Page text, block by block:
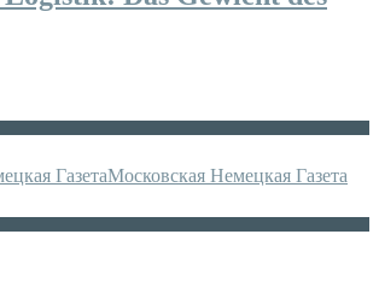
Московская Немецкая Газета